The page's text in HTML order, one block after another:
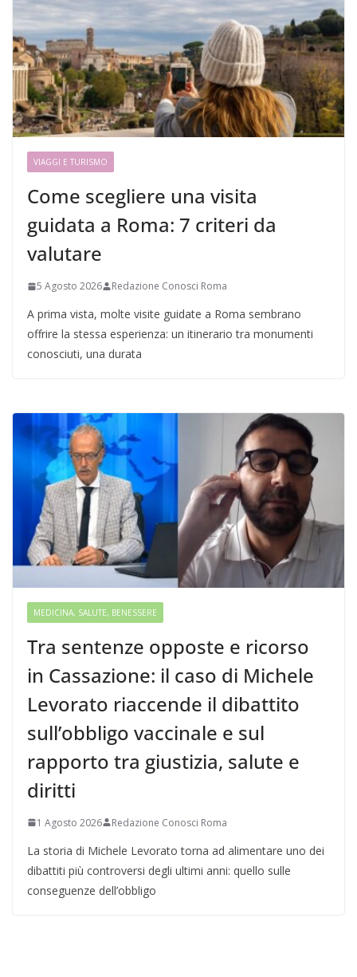
VIAGGI E TURISMO
Come scegliere una visita
guidata a Roma: 7 criteri da
valutare
5 Agosto 2026 Redazione Conosci Roma
A prima vista, molte visite guidate a Roma sembrano
offrire la stessa esperienza: un itinerario tra monumenti
conosciuti, una durata
MEDICINA, SALUTE, BENESSERE
Tra sentenze opposte e ricorso
in Cassazione: il caso di Michele
Levorato riaccende il dibattito
sull’obbligo vaccinale e sul
rapporto tra giustizia, salute e
diritti
1 Agosto 2026 Redazione Conosci Roma
La storia di Michele Levorato torna ad alimentare uno dei
dibattiti più controversi degli ultimi anni: quello sulle
conseguenze dell’obbligo